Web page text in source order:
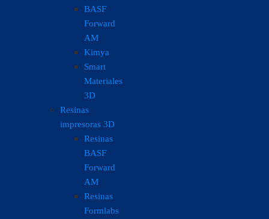
BASF
Forward
AM
Kimya
Smart
Materiales
3D
Resinas
impresoras 3D
Resinas
BASF
Forward
AM
Resinas
Formlabs